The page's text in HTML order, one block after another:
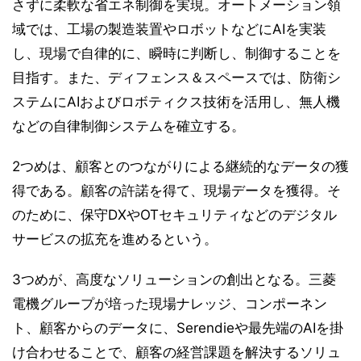
さずに柔軟な省エネ制御を実現。オートメーション領
域では、工場の製造装置やロボットなどにAIを実装
し、現場で自律的に、瞬時に判断し、制御することを
目指す。また、ディフェンス＆スペースでは、防衛シ
ステムにAIおよびロボティクス技術を活用し、無人機
などの自律制御システムを確立する。
2つめは、顧客とのつながりによる継続的なデータの獲
得である。顧客の許諾を得て、現場データを獲得。そ
のために、保守DXやOTセキュリティなどのデジタル
サービスの拡充を進めるという。
3つめが、高度なソリューションの創出となる。三菱
電機グループが培った現場ナレッジ、コンポーネン
ト、顧客からのデータに、Serendieや最先端のAIを掛
け合わせることで、顧客の経営課題を解決するソリュ